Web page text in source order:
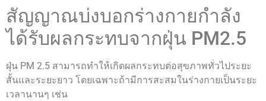
สัญญาณบ่งบอกร่างกายกำลัง
ได้รับผลกระทบจากฝุ่น PM2.5
ฝุ่น PM 2.5 สามารถทำให้เกิดผลกระทบต่อสุขภาพทั่วไประยะ
สั้นและระยะยาว โดยเฉพาะถ้ามีการสะสมในร่างกายเป็นระยะ
เวลานานๆ เช่น